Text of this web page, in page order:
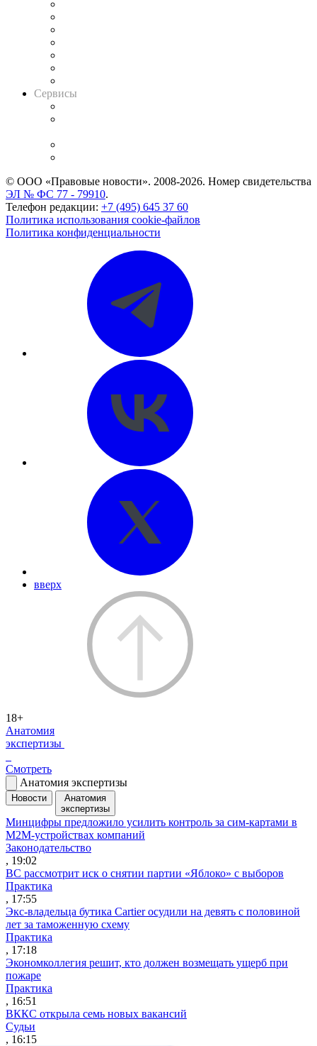
Сервисы
© ООО «Правовые новости». 2008-2026. Номер свидетельства
ЭЛ № ФС 77 - 79910.
Телефон редакции: +7 (495) 645 37 60
Политика использования cookie-файлов
Политика конфиденциальности
вверх
18+
Анатомия
экспертизы
Смотреть
Анатомия экспертизы
Новости
Анатомия
экспертизы
Минцифры предложило усилить контроль за сим-картами в
M2M-устройствах компаний
Законодательство
, 19:02
ВС рассмотрит иск о снятии партии «Яблоко» с выборов
Практика
, 17:55
Экс-владельца бутика Cartier осудили на девять с половиной
лет за таможенную схему
Практика
, 17:18
Экономколлегия решит, кто должен возмещать ущерб при
пожаре
Практика
, 16:51
ВККС открыла семь новых вакансий
Судьи
, 16:15